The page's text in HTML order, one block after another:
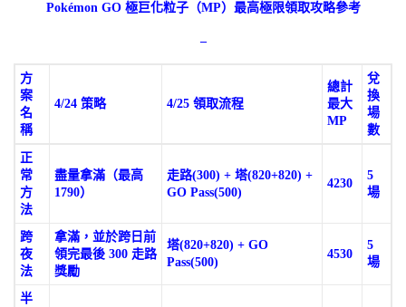
Pokémon GO 極巨化粒子（MP）最高極限領取攻略參考
–
方
案
名
稱
4/24 策略 4/25 領取流程
總計
最大
MP
兌
換
場
數
正
常
方
法
盡量拿滿（最高
1790）
走路(300) + 塔(820+820) +
GO Pass(500)
4230
5
場
跨
夜
法
拿滿，並於跨日前
領完最後 300 走路
獎勵
塔(820+820) + GO
Pass(500)
4530
5
場
半